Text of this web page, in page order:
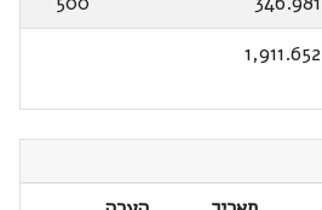
1,911.652